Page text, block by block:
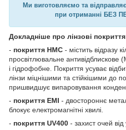
Ми виготовляємо та
при отриманні БЕЗ
Докладніше про лінзові
- покриття HMC - містить відразу
просвітлювальне антивідблискове
і гідрофобне. Покриття усуває
лінзи міцнішими та стійкішими до
пришвидшує випаровування
- покриття EMI - двостороннє
блокує електромагнітні хвилі.
- покриття UV400 - захист очей від